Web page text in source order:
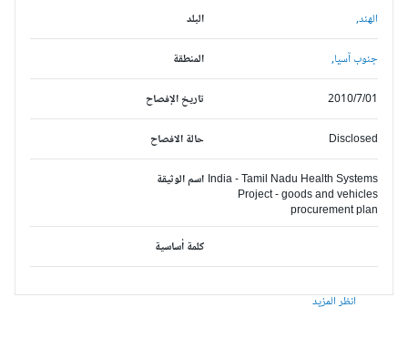
البلد الهند,
المنطقة جنوب آسيا,
تاريخ الإفصاح 2010/7/01
حالة الافصاح Disclosed
اسم الوثيقةIndia - Tamil Nadu Health Systems
Project - goods and vehicles
procurement plan
كلمة أساسية
انظر المزيد